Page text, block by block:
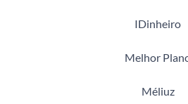
IDinheiro
Melhor
Méliuz